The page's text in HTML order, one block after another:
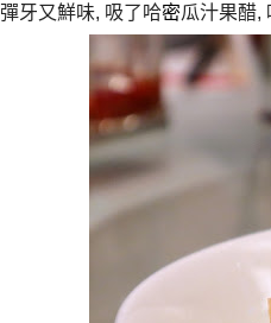
彈牙又鮮味, 吸了哈密瓜汁果醋,